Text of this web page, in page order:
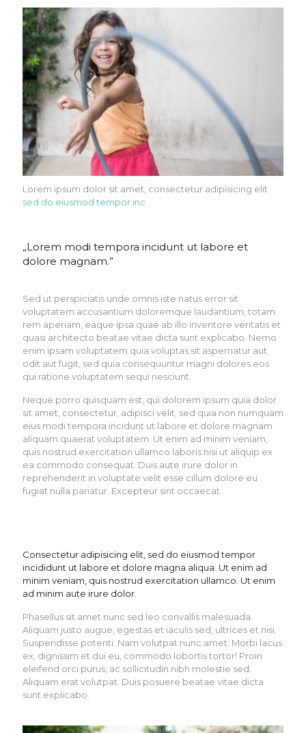
Lorem ipsum dolor sit amet, consectetur adipisicing elit
sed do eiusmod tempor inc
„Lorem modi tempora incidunt ut labore et
dolore magnam.”
Sed ut perspiciatis unde omnis iste natus error sit
voluptatem accusantium doloremque laudantium, totam
rem aperiam, eaque ipsa quae ab illo inventore veritatis et
quasi architecto beatae vitae dicta sunt explicabo. Nemo
enim ipsam voluptatem quia voluptas sit aspernatur aut
odit aut fugit, sed quia consequuntur magni dolores eos
qui ratione voluptatem sequi nesciunt.
Neque porro quisquam est, qui dolorem ipsum quia dolor
sit amet, consectetur, adipisci velit, sed quia non numquam
eius modi tempora incidunt ut labore et dolore magnam
aliquam quaerat voluptatem. Ut enim ad minim veniam,
quis nostrud exercitation ullamco laboris nisi ut aliquip ex
ea commodo consequat. Duis aute irure dolor in
reprehenderit in voluptate velit esse cillum dolore eu
fugiat nulla pariatur. Excepteur sint occaecat.
Consectetur adipisicing elit, sed do eiusmod tempor
incididunt ut labore et dolore magna aliqua. Ut enim ad
minim veniam, quis nostrud exercitation ullamco. Ut enim
ad minim aute irure dolor.
Phasellus sit amet nunc sed leo convallis malesuada.
Aliquam justo augue, egestas et iaculis sed, ultrices et nisi.
Suspendisse potenti. Nam volutpat nunc amet. Morbi lacus
ex, dignissim et dui eu, commodo lobortis tortor! Proin
eleifend orci purus, ac sollicitudin nibh molestie sed.
Aliquam erat volutpat. Duis posuere beatae vitae dicta
sunt explicabo.